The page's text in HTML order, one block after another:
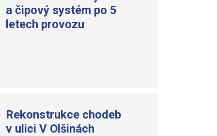
a čipový systém po 5
letech provozu
Rekonstrukce chodeb
v ulici V Olšinách